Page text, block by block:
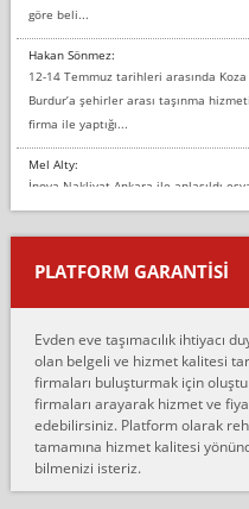
göre beli...
Hakan Sönmez:
12-14 Temmuz tarihleri arasında
Burdur’a şehirler arası taşınma
firma ile yaptığı...
Mel Alty:
İnova Nakliyat Ankara ile anlaşıldı
Salon duvarına bir baktım birisi
yapıştırm...
Murat:
çalıştıklarını, müş...
Ahmet:
Lüleburgaz güngünes evden eve
anlaştık sabah eve geldiklerinde de
sarcaz demelerine r...
mehmet güldü:
PLATFORM GARANTİSİ
Evden eve taşımacılık ihtiyacı
olan belgeli ve hizmet kalitesi
firmaları buluşturmak için
firmaları arayarak hizmet ve
edebilirsiniz. Platform olarak
tamamına hizmet kalitesi
bilmenizi isteriz.